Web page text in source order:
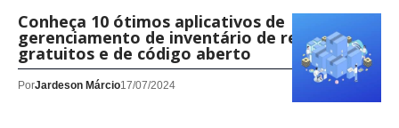
Conheça 10 ótimos aplicativos de
gerenciamento de inventário de rede
gratuitos e de código aberto
PorJardeson Márcio17/07/2024